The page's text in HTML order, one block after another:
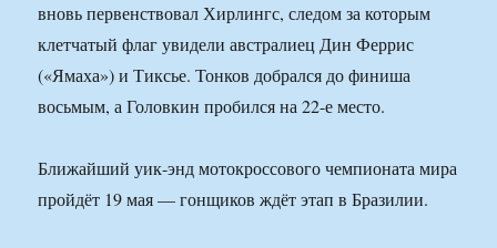
вновь первенствовал Хирлингс, следом за которым
клетчатый флаг увидели австралиец Дин Феррис
(«Ямаха») и Тиксье. Тонков добрался до финиша
восьмым, а Головкин пробился на 22-е место.
Ближайший уик-энд мотокроссового чемпионата мира
пройдёт 19 мая — гонщиков ждёт этап в Бразилии.